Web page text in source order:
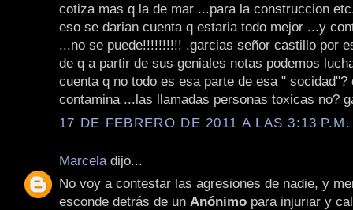
cotiza mas q la de mar ...para la construccion
eso se darian cuenta q estaria todo mejor ...y
...no se puede!!!!!!!!!! .garcias señor castillo por
de q a partir de sus geniales notas podemos
cuenta q no todo es esa parte de esa " socidad"?
contamina ...las llamadas personas toxicas no?
17 DE FEBRERO DE 2011 A LAS 3:13 P.M.
Marcela dijo...
No voy a contestar las agresiones de nadie, y
esconde detrás de un Anónimo para injuriar y